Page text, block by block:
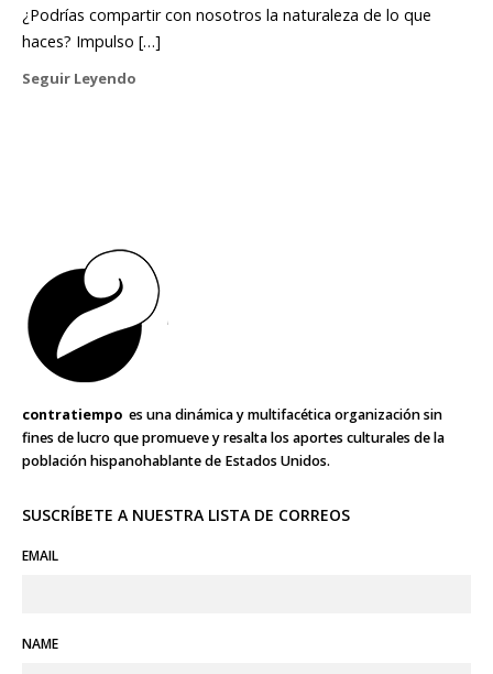
¿Podrías compartir con nosotros la naturaleza de lo que
haces? Impulso […]
Seguir Leyendo
contratiempo es una dinámica y multifacética organización sin
fines de lucro que promueve y resalta los aportes culturales de la
población hispanohablante de Estados Unidos.
SUSCRÍBETE A NUESTRA LISTA DE CORREOS
EMAIL
NAME